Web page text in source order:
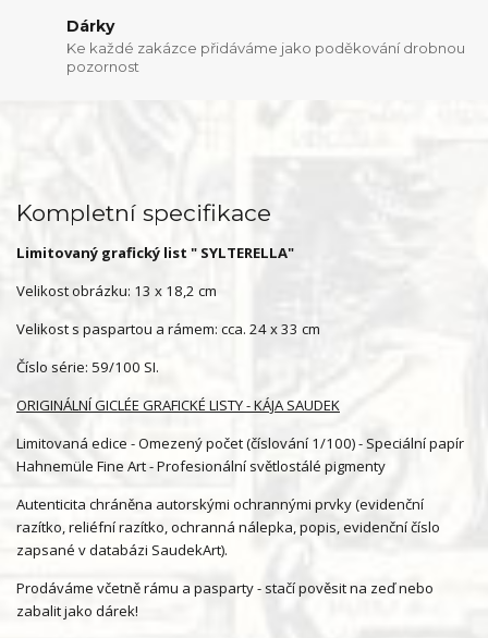
Dárky
Ke každé zakázce přidáváme jako poděkování drobnou
pozornost
Kompletní specifikace
Limitovaný grafický list " SYLTERELLA"
Velikost obrázku: 13 x 18,2 cm
Velikost s paspartou a rámem: cca. 24 x 33 cm
Číslo série: 59/100 SI.
ORIGINÁLNÍ GICLÉE GRAFICKÉ LISTY - KÁJA SAUDEK
Limitovaná edice - Omezený počet (číslování 1/100) - Speciální papír
Hahnemüle Fine Art - Profesionální světlostálé pigmenty
Autenticita chráněna autorskými ochrannými prvky (evidenční
razítko, reliéfní razítko, ochranná nálepka, popis, evidenční číslo
zapsané v databázi SaudekArt).
Prodáváme včetně rámu a pasparty - stačí pověsit na zeď nebo
zabalit jako dárek!